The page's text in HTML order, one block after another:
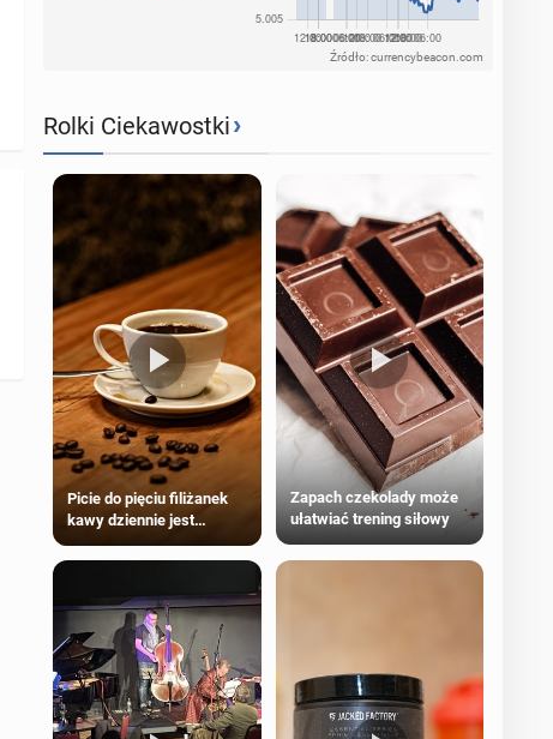
Źródło: currencybeacon.com
Rolki Ciekawostki›
Picie do pięciu filiżanek
kawy dziennie jest
większości dorosłych
Zapach czekolady może
ułatwiać trening siłowy